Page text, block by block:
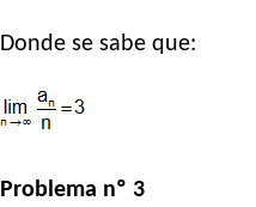
Donde se sabe que:
Problema nº 3